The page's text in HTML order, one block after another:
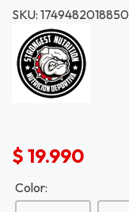
SKU: 1749482018850
$ 19.990
Color: